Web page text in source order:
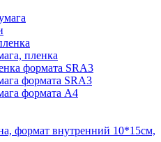
пленка
формата SRА3
формата SRА3
формата А4
формат внутренний 10*15см,